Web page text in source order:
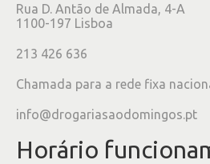
Rua D. Antão de Almada, 4-A
1100-197 Lisboa
213 426 636
Chamada para a rede fixa
info@drogariasaodomingos.pt
Horário